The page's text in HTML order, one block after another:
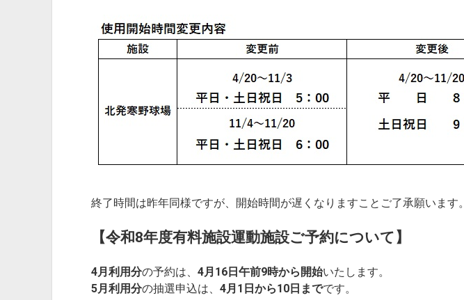
終了時間は昨年同様ですが、開始時間が遅くなりますことご了承願います。
【令和8年度有料施設運動施設ご予約について】
4月利用分の予約は、 4月16日午前9時から開始いたします。
5月利用分の抽選申込は、 4月1日から10日までです。